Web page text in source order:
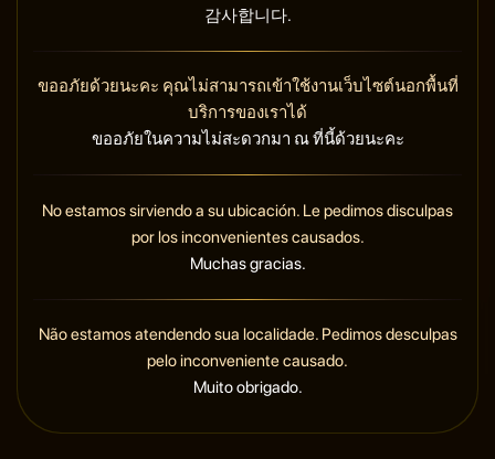
감사합니다.
ขออภัยด้วยนะคะ คุณไม่สามารถเข้าใช้งานเว็บไซต์นอกพื้นที่
บริการของเราได้
ขออภัยในความไม่สะดวกมา ณ ที่นี้ด้วยนะคะ
No estamos sirviendo a su ubicación. Le pedimos disculpas
por los inconvenientes causados.
Muchas gracias.
Não estamos atendendo sua localidade. Pedimos desculpas
pelo inconveniente causado.
Muito obrigado.